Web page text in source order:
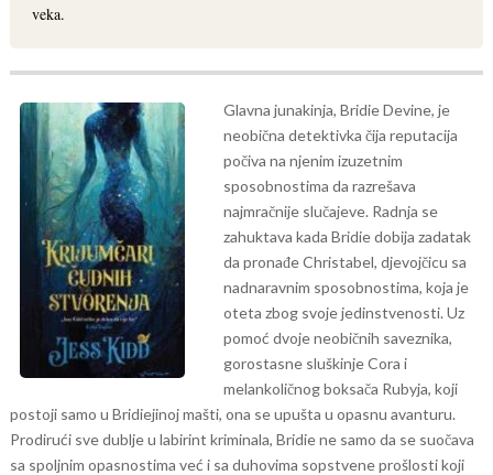
veka.
Glavna junakinja, Bridie Devine, je
neobična detektivka čija reputacija
počiva na njenim izuzetnim
sposobnostima da razrešava
najmračnije slučajeve. Radnja se
zahuktava kada Bridie dobija zadatak
da pronađe Christabel, djevojčicu sa
nadnaravnim sposobnostima, koja je
oteta zbog svoje jedinstvenosti. Uz
pomoć dvoje neobičnih saveznika,
gorostasne sluškinje Cora i
melankoličnog boksača Rubyja, koji
postoji samo u Bridiejinoj mašti, ona se upušta u opasnu avanturu.
Prodirući sve dublje u labirint kriminala, Bridie ne samo da se suočava
sa spoljnim opasnostima već i sa duhovima sopstvene prošlosti koji